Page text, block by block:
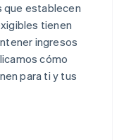
que establecen
tienen
ingresos
cómo
para ti y tus